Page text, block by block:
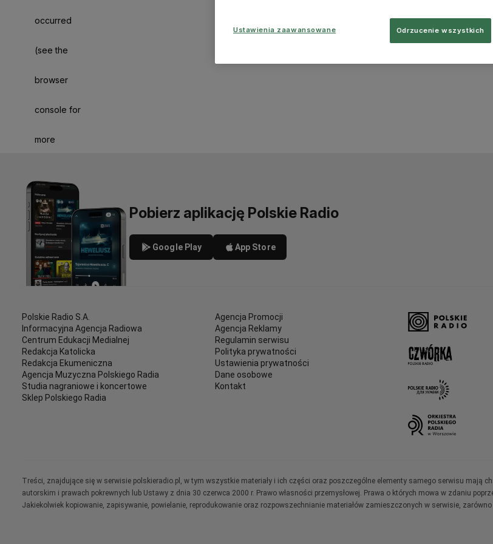
occurred
(see the
browser
console for
more
Pobierz aplikację Polskie Radio
Google Play App Store
Polskie Radio S.A.
Informacyjna Agencja Radiowa
Centrum Edukacji Medialnej
Redakcja Katolicka
Redakcja Ekumeniczna
Agencja Muzyczna Polskiego Radia
Studia nagraniowe i koncertowe
Sklep Polskiego Radia
Agencja Promocji
Agencja Reklamy
Regulamin serwisu
Polityka prywatności
Ustawienia prywatności
Dane osobowe
Kontakt
Treści, znajdujące się w serwisie polskieradio.pl, w tym wszystkie materiały i ich części oraz poszczególne elementy samego serwisu mają
autorskim i prawach pokrewnych lub Ustawy z dnia 30 czerwca 2000 r. Prawo własności przemysłowej. Prawa o których mowa w zdaniu
Jakiekolwiek kopiowanie, zapisywanie, powielanie, reprodukowanie oraz rozpowszechnianie materiałów zamieszczonych w serwisie,
Ustawienia zaawansowane Odrzucenie wszystkich